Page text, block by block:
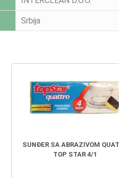
Srbija
SUNĐER SA ABRAZIVOM
TOP STAR 4/1